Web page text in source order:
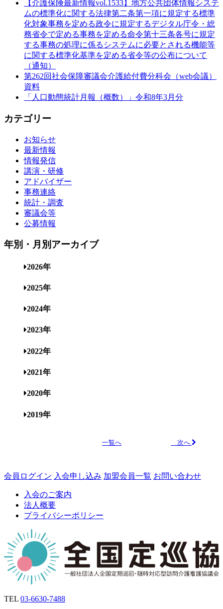
【介護保険最新情報vol.1533】地方公共団体情報システ
ムの標準化に関する法律第二条第一項に規定する標準
化対象事務を定める政令に規定するデジタル庁令・総
務省令で定める事務を定める命令第十三条各号に規定
する事務の処理に係るシステムに必要とされる機能等
に関する標準化基準を定める省令等の公布について
（通知）
第262回社会保障審議会介護給付費分科会（web会議）
資料
「人口動態統計月報（概数）」令和8年3月分
カテゴリー
お知らせ
最新情報
情報発信
講演・研修
アドバイザー
事務連絡
統計・調査
審議会等
公募情報
年別・月別アーカイブ
2026年
2025年
2024年
2023年
2022年
2021年
2020年
2019年
一覧へ 次へ
会員ログイン 入会申し込み 加盟会員一覧 お問い合わせ
入会のご案内
法人概要
プライバシーポリシー
TEL 03-6630-7488